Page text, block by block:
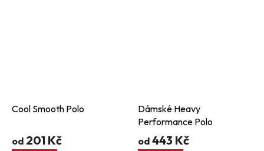
Cool Smooth Polo
od 201 Kč
Dámské Heavy
Performance Polo
od 443 Kč